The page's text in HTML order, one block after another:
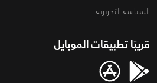
السياسة التحريرية
قريبًا تطبيقات الموبايل